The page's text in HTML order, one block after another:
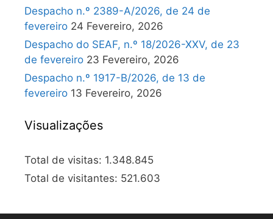
Despacho n.º 2389-A/2026, de 24 de
fevereiro 24 Fevereiro, 2026
Despacho do SEAF, n.º 18/2026-XXV, de 23
de fevereiro 23 Fevereiro, 2026
Despacho n.º 1917-B/2026, de 13 de
fevereiro 13 Fevereiro, 2026
Visualizações
Total de visitas: 1.348.845
Total de visitantes: 521.603